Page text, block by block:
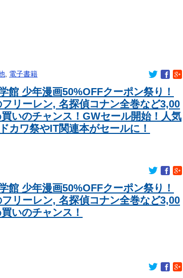
チがネタバレ報道
杯ポット1入りに現実味!?2030大会で出場枠「64」な
！【海外の反応】
ハロプロの大激戦
』発売決定！
ロックされててウケた」→結末がめっちゃおもろい
帯電話強盗に抵抗した末に石で滅多打ち… 国民が
かってないんだがどうしてる？
ージ
選手になる。』
強いですｗｗｗｗ」←こいつが不人気な理由
, 電子書籍
館 少年漫画50%OFFクーポン祭り！
フリーレン, 名探偵コナン全巻など3,00
いのチャンス！GWセール開始！人気
カワ祭やIT関連本がセールに！
館 少年漫画50%OFFクーポン祭り！
フリーレン, 名探偵コナン全巻など3,00
いのチャンス！